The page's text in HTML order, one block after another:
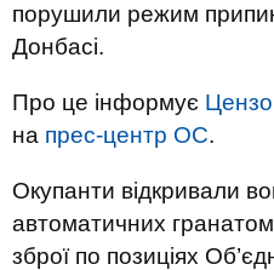
порушили режим
Донбасі.
Про це інформує
на прес-центр ОС.
Окупанти відкривали
автоматичних
зброї по позиціях